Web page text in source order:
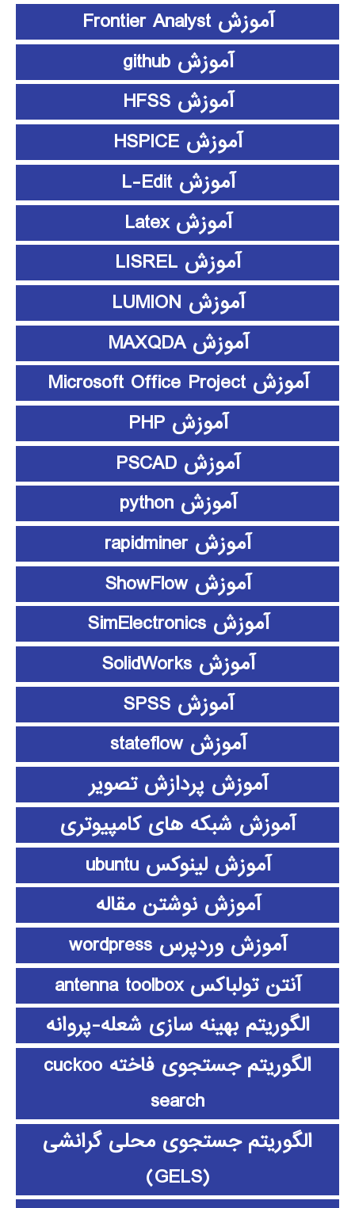
آموزش Frontier Analyst
آموزش github
آموزش HFSS
آموزش HSPICE
آموزش L-Edit
آموزش Latex
آموزش LISREL
آموزش LUMION
آموزش MAXQDA
آموزش Microsoft Office Project
آموزش PHP
آموزش PSCAD
آموزش python
آموزش rapidminer
آموزش ShowFlow
آموزش SimElectronics
آموزش SolidWorks
آموزش SPSS
آموزش stateflow
آموزش پردازش تصویر
آموزش شبکه های کامپیوتری
آموزش لینوکس ubuntu
آموزش نوشتن مقاله
آموزش وردپرس wordpress
آنتن تولباکس antenna toolbox
الگوریتم بهینه سازی شعله-پروانه
الگوریتم جستجوی فاخته cuckoo
search
الگوریتم جستجوی محلی گرانشی
(GELS)